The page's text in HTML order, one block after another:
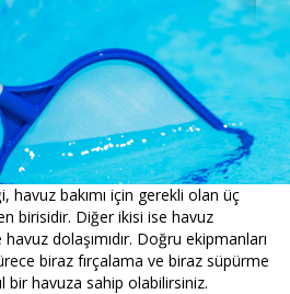
havuz bakımı için gerekli olan üç
birisidir. Diğer ikisi ise havuz
dolaşımıdır. Doğru ekipmanları
biraz fırçalama ve biraz süpürme
bir havuza sahip olabilirsiniz.